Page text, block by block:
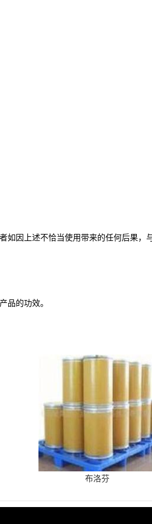
因上述不恰当使用带来的任何后果
品的功效。
布洛芬